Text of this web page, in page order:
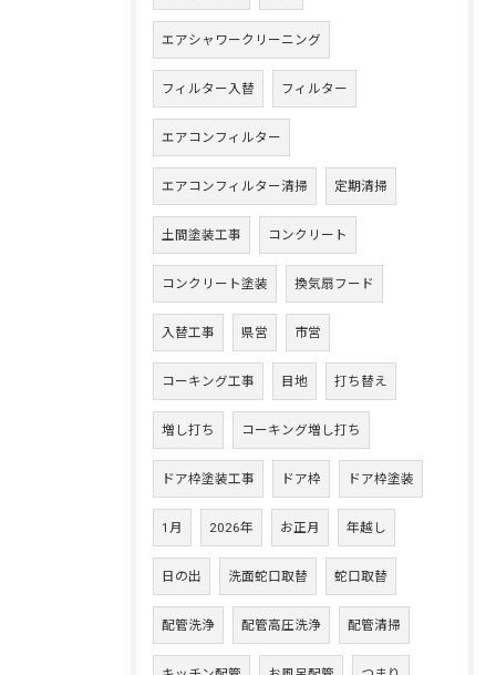
エアシャワークリーニング
フィルター入替 フィルター
エアコンフィルター
エアコンフィルター清掃 定期清掃
土間塗装工事 コンクリート
コンクリート塗装 換気扇フード
入替工事 県営 市営
コーキング工事 目地 打ち替え
増し打ち コーキング増し打ち
ドア枠塗装工事 ドア枠 ドア枠塗装
1月 2026年 お正月 年越し
日の出 洗面蛇口取替 蛇口取替
配管洗浄 配管高圧洗浄 配管清掃